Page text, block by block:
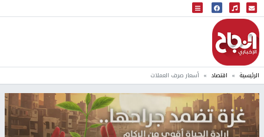
البث المباشر
إذاعة النجاح
الرئيسية اقتصاد أسعار صرف العملات